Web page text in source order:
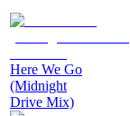
Here We Go
(Midnight
Drive Mix)